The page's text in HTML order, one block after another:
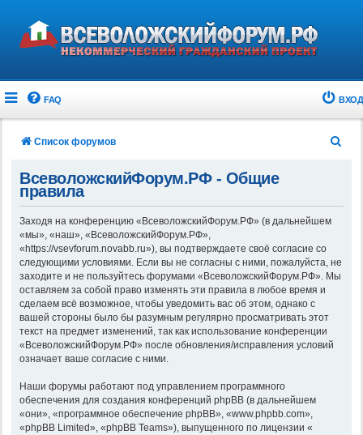
FAQ ВХОД
Список форумов
с
ВсеволожскийФорум.РФ - Общие
правила
Заходя на конференцию «ВсеволожскийФорум.РФ» (в дальнейшем
«мы», «наш», «ВсеволожскийФорум.РФ»,
«https://vsevforum.novabb.ru»), вы подтверждаете своё согласие со
следующими условиями. Если вы не согласны с ними, пожалуйста, не
заходите и не пользуйтесь форумами «ВсеволожскийФорум.РФ». Мы
оставляем за собой право изменять эти правила в любое время и
сделаем всё возможное, чтобы уведомить вас об этом, однако с
вашей стороны было бы разумным регулярно просматривать этот
текст на предмет изменений, так как использование конференции
«ВсеволожскийФорум.РФ» после обновления/исправления условий
означает ваше согласие с ними.
Наши форумы работают под управлением программного
обеспечения для создания конференций phpBB (в дальнейшем
«они», «программное обеспечение phpBB», «www.phpbb.com»,
«phpBB Limited», «phpBB Teams»), выпущенного по лицензии «